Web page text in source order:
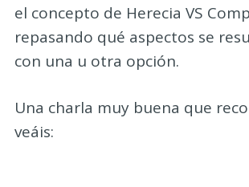
el concepto de Herecia VS
repasando qué aspectos se
con una u otra opción.
Una charla muy buena que
veáis: